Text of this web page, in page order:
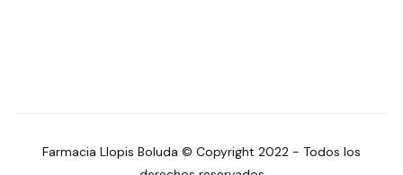
Farmacia Llopis Boluda © Copyright 2022 - Todos los